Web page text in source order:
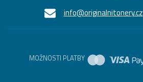
info@originalnitonery.cz
MOŽNOSTI PLATBY